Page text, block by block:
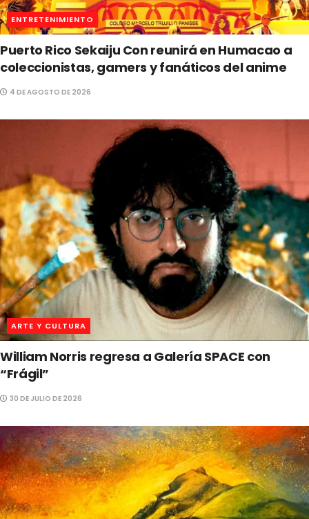
ENTRETENIMIENTO
Puerto Rico Sekaiju Con reunirá en Humacao a
coleccionistas, gamers y fanáticos del anime
4 DE AGOSTO DE 2026
ARTE Y CULTURA
William Norris regresa a Galería SPACE con
“Frágil”
30 DE JULIO DE 2026